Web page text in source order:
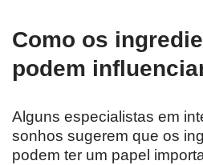
Como os
podem
Alguns especialistas em
sonhos sugerem que os
podem ter um papel